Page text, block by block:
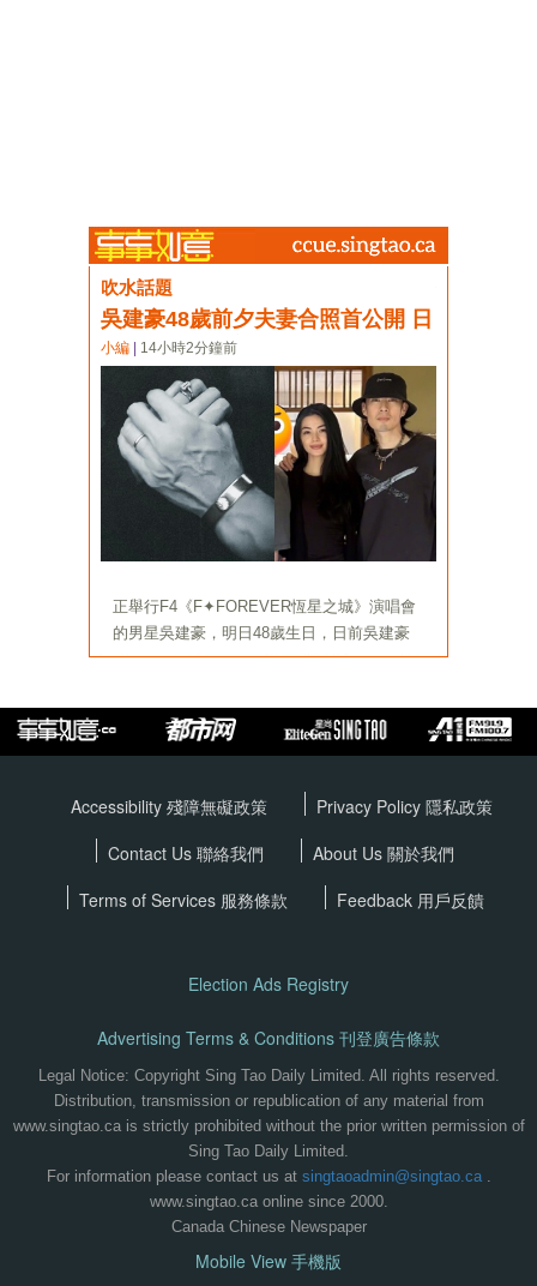
Accessibility 殘障無礙政策 Privacy Policy 隱私政策
Contact Us 聯絡我們
About Us 關於我們
Terms of Services 服務條款 Feedback 用戶反饋
Election Ads Registry
Advertising Terms & Conditions 刊登廣告條款
Legal Notice: Copyright Sing Tao Daily Limited. All rights reserved.
Distribution, transmission or republication of any material from
www.singtao.ca is strictly prohibited without the prior written permission of
Sing Tao Daily Limited.
For information please contact us at singtaoadmin@singtao.ca.
www.singtao.ca online since 2000.
Canada Chinese Newspaper
Mobile View 手機版